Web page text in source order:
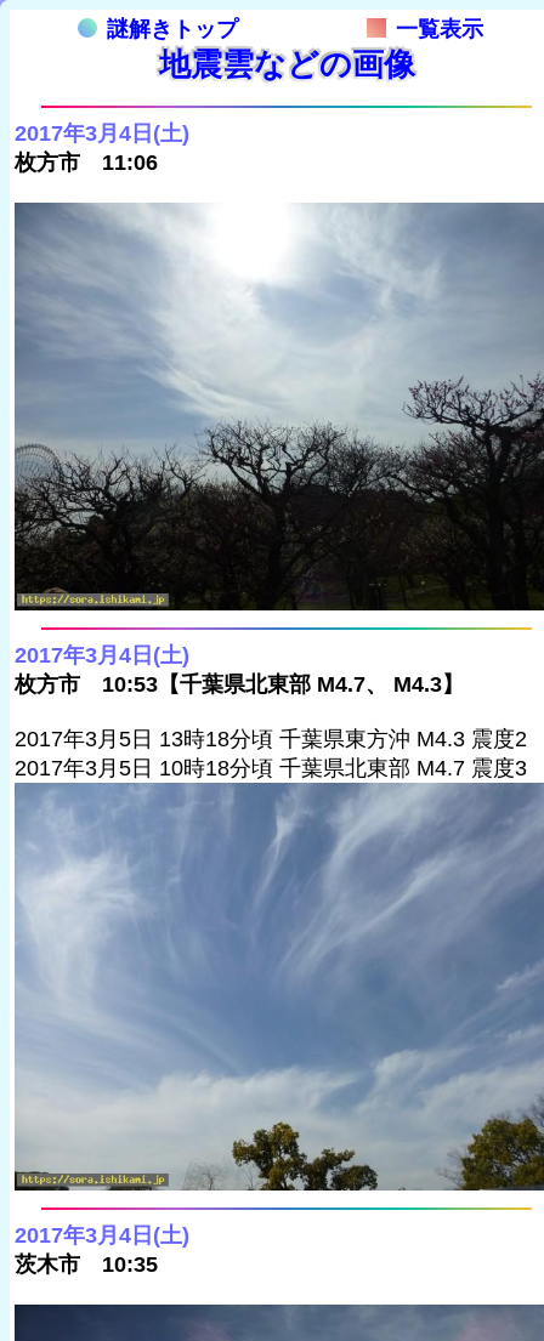
謎解きトップ 一覧表示
地震雲などの画像
2017年3月4日(土)
枚方市 11:06
2017年3月4日(土)
枚方市 10:53【千葉県北東部 M4.7、 M4.3】
2017年3月5日 13時18分頃 千葉県東方沖 M4.3 震度2
2017年3月5日 10時18分頃 千葉県北東部 M4.7 震度3
2017年3月4日(土)
茨木市 10:35